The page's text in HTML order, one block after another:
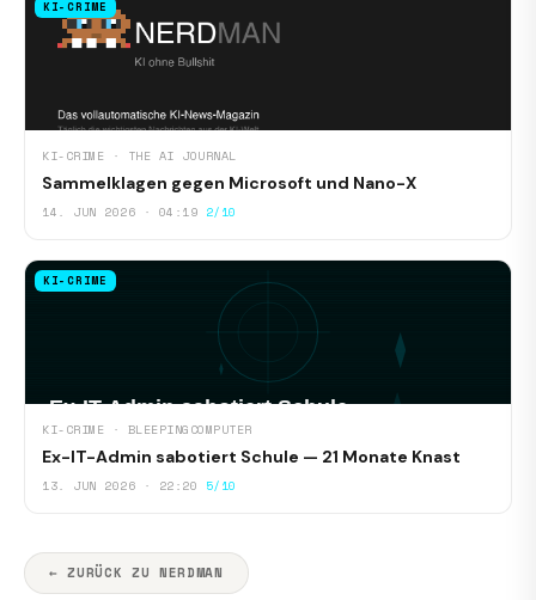
KI-CRIME
KI-CRIME · THE AI JOURNAL
Sammelklagen gegen Microsoft und Nano-X
14. JUN 2026 · 04:19 2/10
KI-CRIME
KI-CRIME · BLEEPINGCOMPUTER
Ex-IT-Admin sabotiert Schule — 21 Monate Knast
13. JUN 2026 · 22:20 5/10
← ZURÜCK ZU NERDMAN